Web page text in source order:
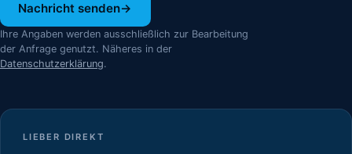
Nachricht senden→
Ihre Angaben werden ausschließlich zur Bearbeitung
der Anfrage genutzt. Näheres in der
Datenschutzerklärung.
LIEBER DIREKT